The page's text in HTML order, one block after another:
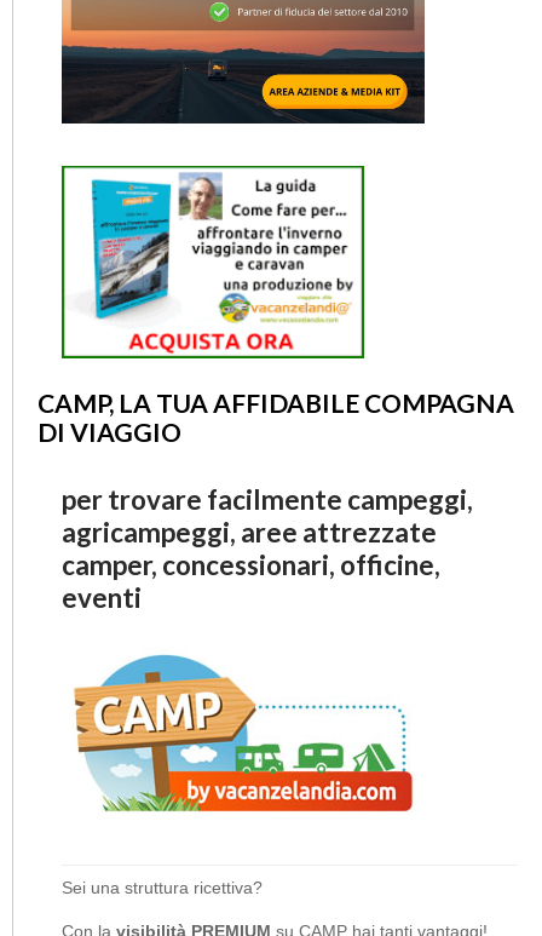
CAMP, LA TUA AFFIDABILE COMPAGNA
DI VIAGGIO
per trovare facilmente campeggi,
agricampeggi, aree attrezzate
camper, concessionari, officine,
eventi
Sei una struttura ricettiva?
Con la visibilità PREMIUM su CAMP hai tanti vantaggi!